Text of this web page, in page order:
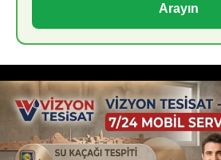
Arayın